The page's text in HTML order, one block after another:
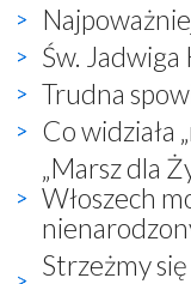
Św.
Trudna
Co widziała
„Marsz dla
Włoszech
Strzeżmy